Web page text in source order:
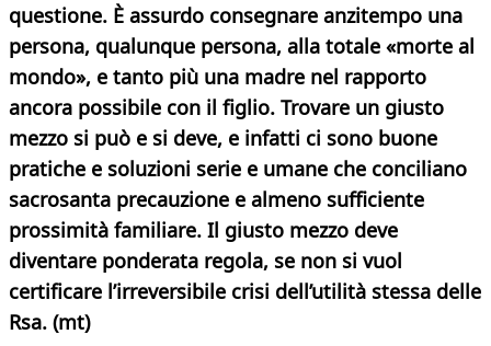
questione. È assurdo consegnare anzitempo una
persona, qualunque persona, alla totale «morte al
mondo», e tanto più una madre nel rapporto
ancora possibile con il figlio. Trovare un giusto
mezzo si può e si deve, e infatti ci sono buone
pratiche e soluzioni serie e umane che conciliano
sacrosanta precauzione e almeno sufficiente
prossimità familiare. Il giusto mezzo deve
diventare ponderata regola, se non si vuol
certificare l’irreversibile crisi dell’utilità stessa delle
Rsa. (mt)